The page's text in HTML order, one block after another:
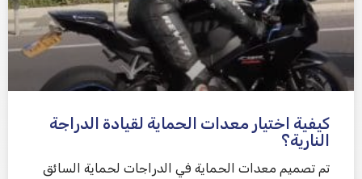
كيفية اختيار معدات الحماية لقيادة الدراجة
النارية؟
تم تصميم معدات الحماية في الدراجات لحماية السائق